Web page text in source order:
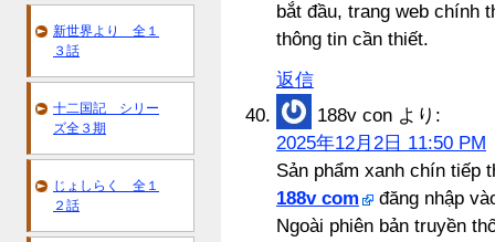
bắt đầu, trang web chính
thông tin cần thiết.
返信
188v con より:
2025年12月2日 11:50 PM
Sản phẩm xanh chín tiếp
188v com
đăng nhập
Ngoài phiên bản truyền
新世界より 全１
３話
十二国記 シリー
ズ全３期
じょしらく 全１
２話